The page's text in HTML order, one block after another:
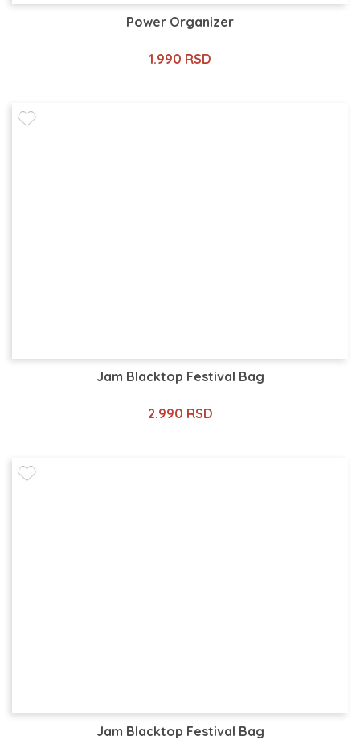
Power Organizer
1.990 RSD
Jam Blacktop Festival Bag
2.990 RSD
Jam Blacktop Festival Bag